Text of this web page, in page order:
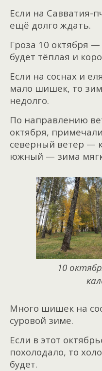
Если на Савватия-
ещё долго ждать.
Гроза 10 октября
будет тёплая и
Если на соснах и
мало шишек, то
недолго.
По направлению
октября,
северный ветер —
южный — зима
10
Много шишек на
суровой зиме.
Если в этот
похолодало, то
будет.